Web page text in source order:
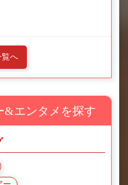
覧へ
&エンタメを探す